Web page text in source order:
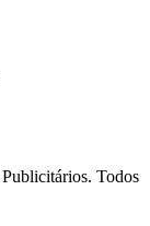
Todos